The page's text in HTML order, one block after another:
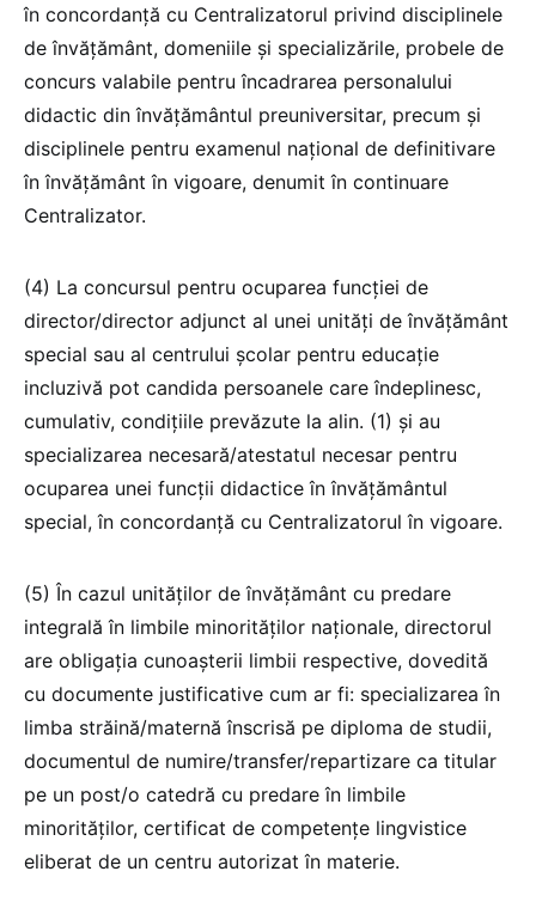
în concordanță cu Centralizatorul privind disciplinele
de învățământ, domeniile și specializările, probele de
concurs valabile pentru încadrarea personalului
didactic din învățământul preuniversitar, precum și
disciplinele pentru examenul național de definitivare
în învățământ în vigoare, denumit în continuare
Centralizator.
(4) La concursul pentru ocuparea funcției de
director/director adjunct al unei unități de învățământ
special sau al centrului școlar pentru educație
incluzivă pot candida persoanele care îndeplinesc,
cumulativ, condițiile prevăzute la alin. (1) și au
specializarea necesară/atestatul necesar pentru
ocuparea unei funcții didactice în învățământul
special, în concordanță cu Centralizatorul în vigoare.
(5) În cazul unităților de învățământ cu predare
integrală în limbile minorităților naționale, directorul
are obligația cunoașterii limbii respective, dovedită
cu documente justificative cum ar fi: specializarea în
limba străină/maternă înscrisă pe diploma de studii,
documentul de numire/transfer/repartizare ca titular
pe un post/o catedră cu predare în limbile
minorităților, certificat de competențe lingvistice
eliberat de un centru autorizat în materie.